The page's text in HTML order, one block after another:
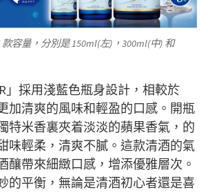
款容量，分別是 150ml(左)，300ml(中) 和
」採用淺藍色瓶身設計，相較於
加清爽的風味和輕盈的口感。開瓶
特米香裏夾着淡淡的蘋果香氣，的
味輕柔，清爽不膩。這款清酒的氣
釀帶來細緻口感，增添優雅層次。
的平衡，無論是清酒初心者還是喜